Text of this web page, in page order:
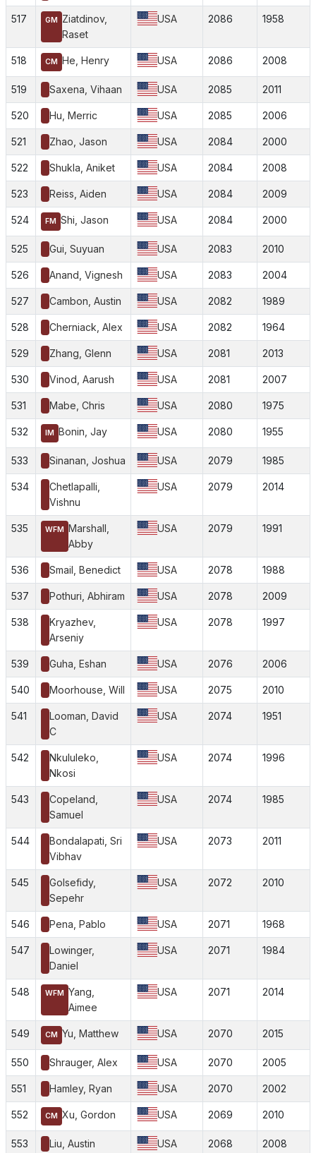
517 GM
Ziatdinov,
Raset
USA 2086 1958
518 CM He, Henry USA 2086 2008
519 Saxena, Vihaan USA 2085 2011
520 Hu, Merric USA 2085 2006
521 Zhao, Jason USA 2084 2000
522 Shukla, Aniket USA 2084 2008
523 Reiss, Aiden USA 2084 2009
524 FM Shi, Jason USA 2084 2000
525 Gui, Suyuan USA 2083 2010
526 Anand, Vignesh USA 2083 2004
527 Cambon, Austin USA 2082 1989
528 Cherniack, Alex USA 2082 1964
529 Zhang, Glenn USA 2081 2013
530 Vinod, Aarush USA 2081 2007
531 Mabe, Chris USA 2080 1975
532 IM Bonin, Jay USA 2080 1955
533 Sinanan, Joshua USA 2079 1985
534
Chetlapalli,
Vishnu
USA 2079 2014
535 WFM Marshall,
Abby
USA 2079 1991
536 Smail, Benedict USA 2078 1988
537 Pothuri, Abhiram USA 2078 2009
538
Kryazhev,
Arseniy
USA 2078 1997
539 Guha, Eshan USA 2076 2006
540 Moorhouse, Will USA 2075 2010
541
Looman, David
C
USA 2074 1951
542
Nkululeko,
Nkosi
USA 2074 1996
543
Copeland,
Samuel
USA 2074 1985
544
Bondalapati, Sri
Vibhav
USA 2073 2011
545
Golsefidy,
Sepehr
USA 2072 2010
546 Pena, Pablo USA 2071 1968
547
Lowinger,
Daniel
USA 2071 1984
548 WFM Yang,
Aimee
USA 2071 2014
549 CM Yu, Matthew USA 2070 2015
550 Shrauger, Alex USA 2070 2005
551 Hamley, Ryan USA 2070 2002
552 CM Xu, Gordon USA 2069 2010
553 Liu, Austin USA 2068 2008